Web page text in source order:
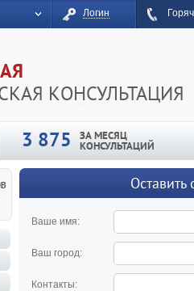
Логин
КОНСУЛЬТАЦИЯ
3 875 ЗА МЕСЯЦ
КОНСУЛЬТАЦИЙ
Ваше имя:
Ваш город:
Контакты: